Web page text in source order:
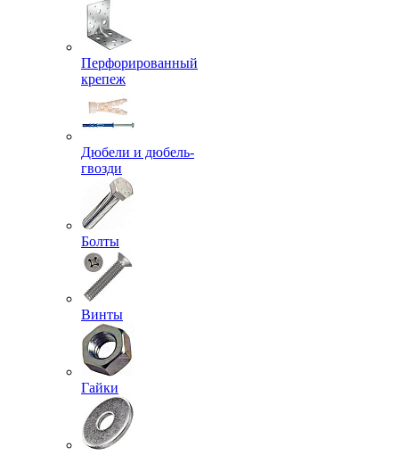
Перфорированный
крепеж
Дюбели и дюбель-
гвозди
Болты
Винты
Гайки